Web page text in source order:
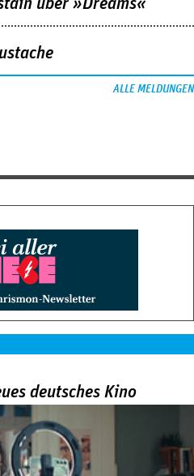
über »Dreams«
ALLE MELDUNGEN
deutsches Kino